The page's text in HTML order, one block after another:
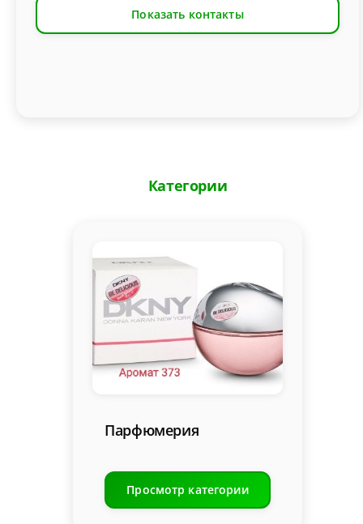
Показать контакты
Категории
Парфюмерия
Просмотр категории